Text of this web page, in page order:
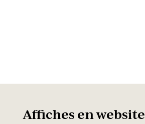
Affiches en website